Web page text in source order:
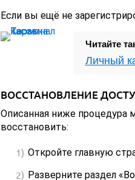
Если вы ещё не
Читайте
Личный
ВОССТАНОВЛЕНИЕ
Описанная ниже процедура
восстановить:
Откройте главную
Разверните раздел